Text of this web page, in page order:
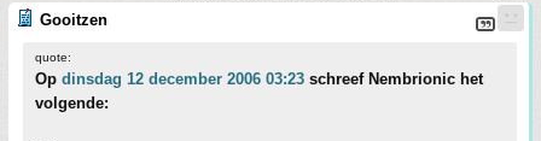
Gooitzen
quote:
Op dinsdag 12 december 2006 03:23 schreef Nembrionic het
volgende: